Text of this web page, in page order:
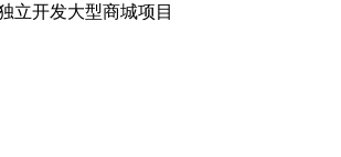
立开发大型商城项目